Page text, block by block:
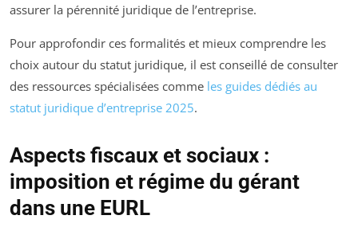
assurer la pérennité juridique de l’entreprise.
Pour approfondir ces formalités et mieux comprendre les
choix autour du statut juridique, il est conseillé de consulter
des ressources spécialisées comme les guides dédiés au
statut juridique d’entreprise 2025.
Aspects fiscaux et sociaux :
imposition et régime du gérant
dans une EURL